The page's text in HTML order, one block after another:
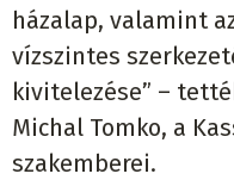
házalap, valamint
vízszintes
kivitelezése” –
Michal Tomko, a
szakemberei.